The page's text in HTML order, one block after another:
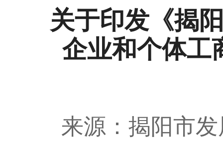
关于印发《揭
企业和个体工
来源：揭阳市